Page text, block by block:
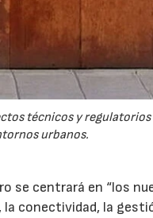
técnicos y
urbanos.
se centrará en “los
conectividad, la